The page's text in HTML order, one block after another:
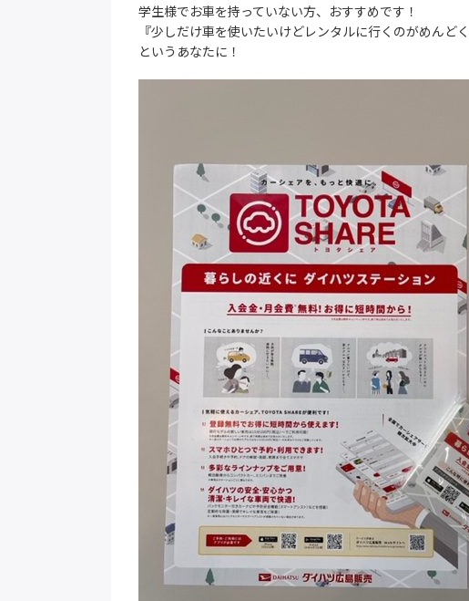
学生様でお車を持っていない方、おすすめです！
『少しだけ車を使いたいけどレンタルに行くのがめんど
というあなたに！